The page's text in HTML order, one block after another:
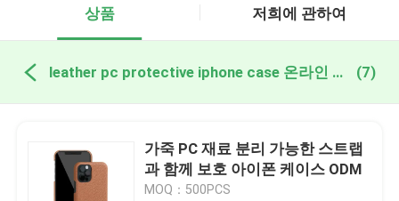
상품 저희에 관하여
leather pc protective iphone case 온라인 제조 (7)
가죽 PC 재료 분리 가능한 스트랩
과 함께 보호 아이폰 케이스 ODM
MOQ：500PCS